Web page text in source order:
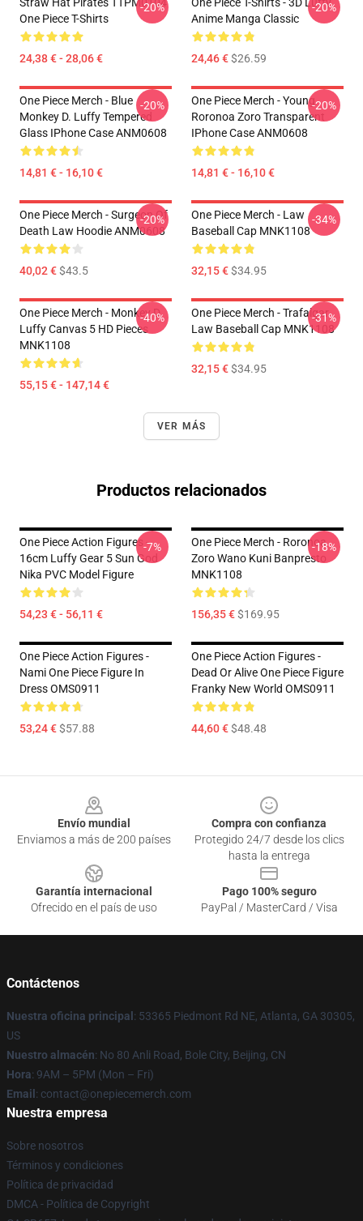
One Piece T-Shirts
24,38 € - 28,06 €
-20%
Anime Manga Classic
24,46 €$26.59
-20%
One Piece Merch - Blue
Monkey D. Luffy Tempered
Glass IPhone Case ANM0608
14,81 € - 16,10 €
-20%
One Piece Merch - Young
Roronoa Zoro Transparent
IPhone Case ANM0608
14,81 € - 16,10 €
-20%
One Piece Merch - Surgeon Of
Death Law Hoodie ANM0608
40,02 €$43.5
-20%
One Piece Merch - Law
Baseball Cap MNK1108
32,15 €$34.95
-34%
One Piece Merch - Monkey D.
Luffy Canvas 5 HD Pieces
MNK1108
55,15 € - 147,14 €
-40%
One Piece Merch - Trafalgar
Law Baseball Cap MNK1108
32,15 €$34.95
-31%
VER MÁS
Productos relacionados
One Piece Action Figures -
16cm Luffy Gear 5 Sun God
Nika PVC Model Figure
54,23 € - 56,11 €
-7%
One Piece Merch - Roronoa
Zoro Wano Kuni Banpresto
MNK1108
156,35 €$169.95
-18%
One Piece Action Figures -
Nami One Piece Figure In
Dress OMS0911
53,24 €$57.88
One Piece Action Figures -
Dead Or Alive One Piece Figure
Franky New World OMS0911
44,60 €$48.48
Envío mundial
Enviamos a más de 200 países
Compra con confianza
Protegido 24/7 desde los clics
hasta la entrega
Garantía internacional
Ofrecido en el país de uso
Pago 100% seguro
PayPal / MasterCard / Visa
Contáctenos
Nuestra oficina principal : 53365 Piedmont Rd NE, Atlanta, GA 30305,
US
Nuestro almacén: No 80 Anli Road, Bole City, Beijing, CN
Hora: 9AM – 5PM (Mon – Fri)
Email : contact@onepiecemerch.com
Nuestra empresa
Sobre nosotros
Términos y condiciones
Política de privacidad
DMCA - Política de Copyright